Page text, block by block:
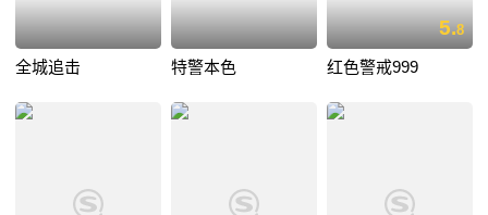
全城追击 特警本色
5.8
红色警戒999